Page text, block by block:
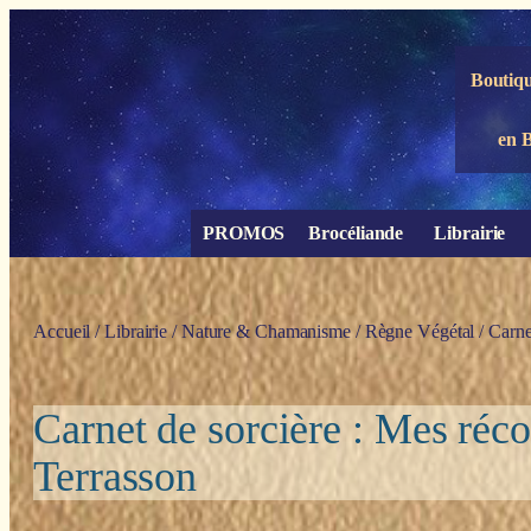
Panneau de gestion des cookies
en
PROMOS Brocéliande Librairie
Accueil/Librairie /Nature & Chamanisme/Règne Végétal /
Carnet de sorcière : Mes
Terrasson